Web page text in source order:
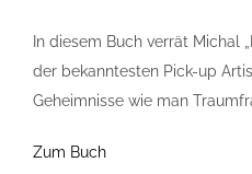
In diesem Buch verrät Michal
der bekanntesten Pick-up
Geheimnisse wie man
Zum Buch